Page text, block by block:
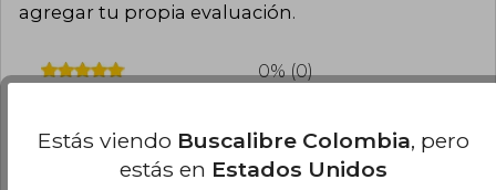
agregar tu propia evaluación.
0% (0)
0% (0)
0% (0)
Estás viendo Buscalibre Colombia, pero
estás en Estados Unidos